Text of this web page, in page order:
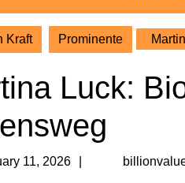
Kraft Prominente
Luck:
11, 2026
February